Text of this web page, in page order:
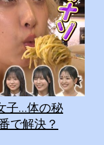
子…体の秘
で解決？